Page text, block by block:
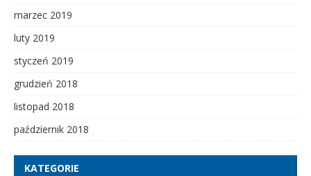
marzec 2019
luty 2019
styczeń 2019
grudzień 2018
listopad 2018
październik 2018
KATEGORIE